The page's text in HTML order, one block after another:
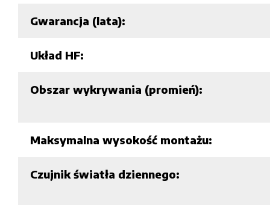
Gwarancja (lata):
Układ HF:
Obszar wykrywania (promień):
Maksymalna wysokość montażu:
Czujnik światła dziennego: